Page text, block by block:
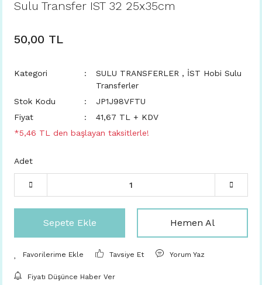
Sulu Transfer IST 32 25x35cm
50,00 TL
Kategori SULU TRANSFERLER , İST Hobi Sulu
Transferler
Stok Kodu
JP1J98VFTU
Fiyat
41,67 TL + KDV
*5,46 TL den başlayan taksitlerle!
Adet
Sepete Ekle Hemen Al
Tavsiye Et Yorum Yaz
Fiyatı Düşünce Haber Ver